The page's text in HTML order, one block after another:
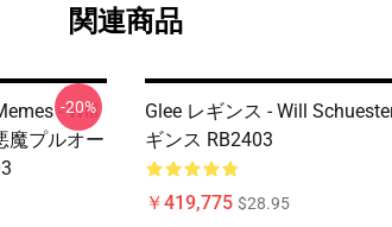
関連商品
- Will
魔プルオー
-20%
Glee レギンス - Will
ギンス RB2403
￥419,775 $28.95